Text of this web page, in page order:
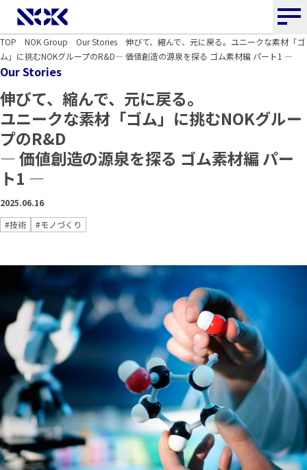
NOK株式会社
TOP NOK Group Our Stories
伸びて、縮んで、元に戻る。ユニークな素材「ゴ
ム」に挑むNOKグループのR&D― 価値創造の源泉を探る ゴム素材編 パート1 ―
Our Stories
伸びて、縮んで、元に戻る。
ユニークな素材「ゴム」に挑むNOKグルー
プのR&D
― 価値創造の源泉を探る ゴム素材編 パー
ト1 ―
2025.06.16
#技術
#モノづくり